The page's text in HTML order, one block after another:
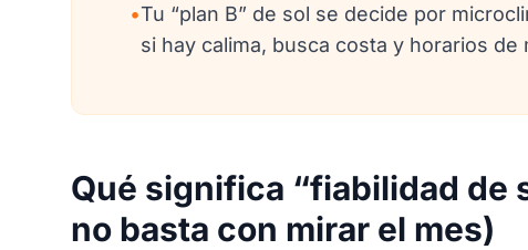
•Tu “plan B” de sol se decide por
si hay calima, busca costa y horarios de
Qué significa “fiabilidad de
no basta con mirar el mes)